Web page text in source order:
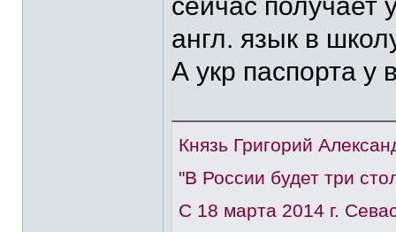
англ. язык в
А укр паспорта у
Князь Григорий
"В России будет три
С 18 марта 2014 г.